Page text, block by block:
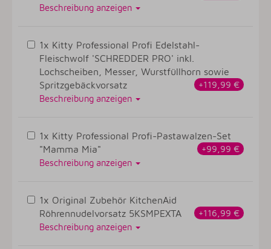
Beschreibung anzeigen
1x Kitty Professional Profi Edelstahl-
Fleischwolf 'SCHREDDER PRO' inkl.
Lochscheiben, Messer, Wurstfüllhorn sowie
Spritzgebäckvorsatz
+119,99 €
Beschreibung anzeigen
1x Kitty Professional Profi-Pastawalzen-Set
"Mamma Mia"
+99,99 €
Beschreibung anzeigen
1x Original Zubehör KitchenAid
Röhrennudelvorsatz 5KSMPEXTA
+116,99 €
Beschreibung anzeigen